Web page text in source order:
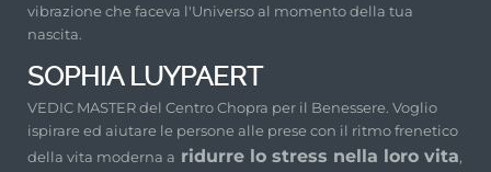
vibrazione che faceva l'Universo al momento della tua
nascita.
SOPHIA LUYPAERT
VEDIC MASTER del Centro Chopra per il Benessere. Voglio
ispirare ed aiutare le persone alle prese con il ritmo frenetico
della vita moderna a ridurre lo stress nella loro vita,